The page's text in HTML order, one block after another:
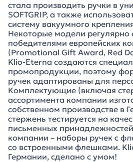
стала производить ручки в
SOFTGRIP, а также
систему вакуумного
Некоторые модели регулярно
победителями европейских
(Promotional Gift Award, Red
Klio-Eterna создаются
промопродукции, поэтому
ручек адаптированы для
Комплектующие (включая
ассортимента компании
собственном производстве в
стержень тестируется на
письменных
компании – наборы ручек с
со встроенными флешками.
Германии, сделано с умом!